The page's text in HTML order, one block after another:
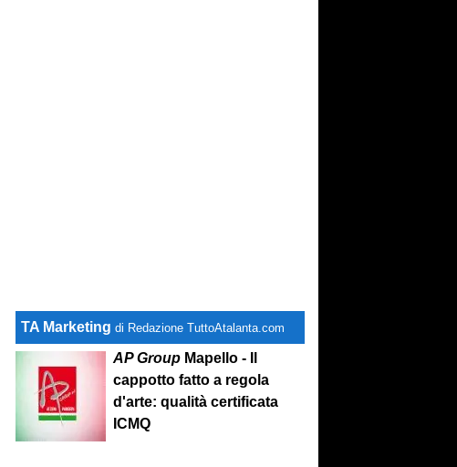
TA Marketing di Redazione TuttoAtalanta.com
AP Group Mapello - Il
cappotto fatto a regola
d'arte: qualità certificata
ICMQ